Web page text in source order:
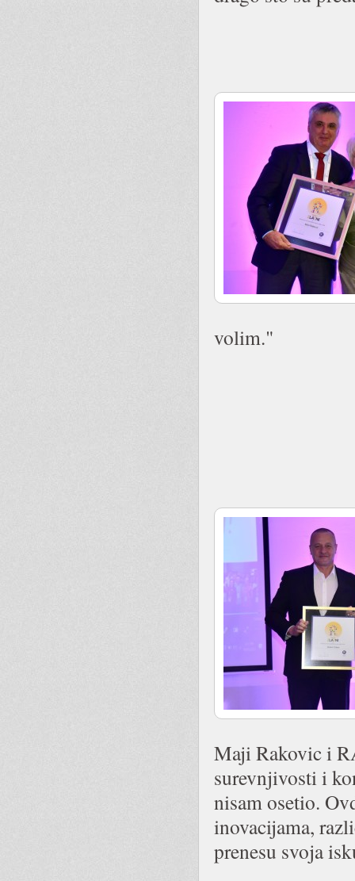
volim."
Maji Rakovic i
surevnjivosti i
nisam osetio.
inovacijama,
prenesu svoja